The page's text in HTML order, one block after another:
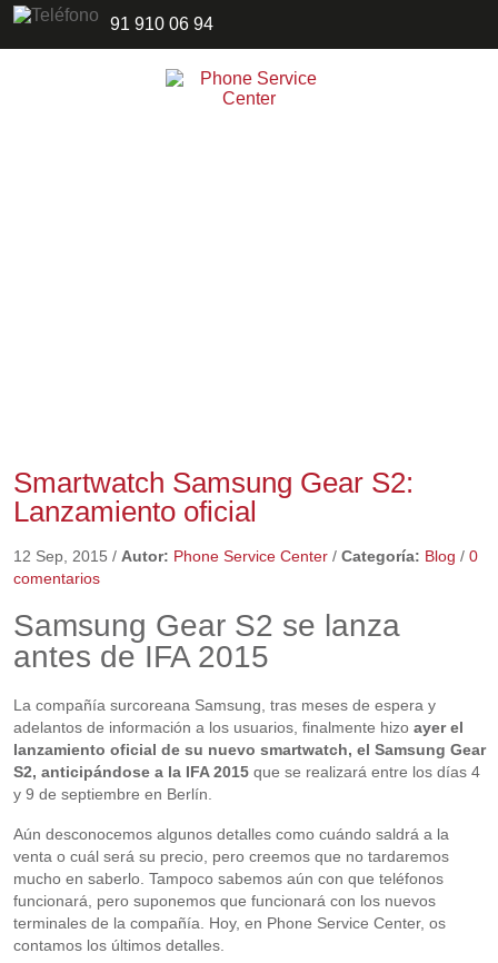
91 910 06 94
Smartwatch Samsung Gear S2:
Lanzamiento oficial
12 Sep, 2015 / Autor: Phone Service Center/ Categoría: Blog / 0
comentarios
Samsung Gear S2 se lanza
antes de IFA 2015
La compañía surcoreana Samsung, tras meses de espera y
adelantos de información a los usuarios, finalmente hizo ayer el
lanzamiento oficial de su nuevo smartwatch, el Samsung Gear
S2, anticipándose a la IFA 2015que se realizará entre los días 4
y 9 de septiembre en Berlín.
Aún desconocemos algunos detalles como cuándo saldrá a la
venta o cuál será su precio, pero creemos que no tardaremos
mucho en saberlo. Tampoco sabemos aún con que teléfonos
funcionará, pero suponemos que funcionará con los nuevos
terminales de la compañía. Hoy, en Phone Service Center, os
contamos los últimos detalles.